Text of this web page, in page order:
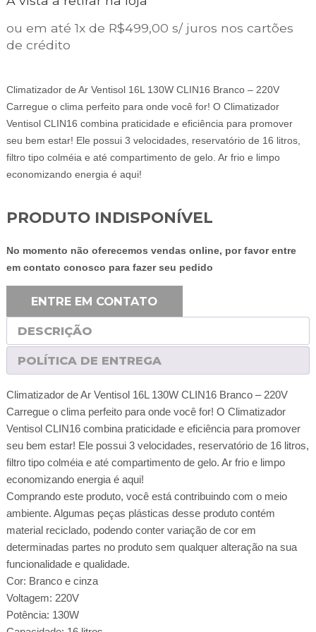
ORIGINAL
ERA:
R$699,00.
É:
ou em até 1x de R$499,00 s/ juros nos cartões
de crédito
Climatizador de Ar Ventisol 16L 130W CLIN16 Branco – 220V
Carregue o clima perfeito para onde você for! O Climatizador
Ventisol CLIN16 combina praticidade e eficiência para promover
seu bem estar! Ele possui 3 velocidades, reservatório de 16 litros,
filtro tipo colméia e até compartimento de gelo. Ar frio e limpo
economizando energia é aqui!
No momento não oferecemos vendas online, por favor entre
em contato conosco para fazer seu pedido
ENTRE EM CONTATO
PRODUTO INDISPONÍVEL
DESCRIÇÃO
POLÍTICA DE ENTREGA
Climatizador de Ar Ventisol 16L 130W CLIN16 Branco – 220V
Carregue o clima perfeito para onde você for! O Climatizador
Ventisol CLIN16 combina praticidade e eficiência para promover
seu bem estar! Ele possui 3 velocidades, reservatório de 16 litros,
filtro tipo colméia e até compartimento de gelo. Ar frio e limpo
economizando energia é aqui!
Comprando este produto, você está contribuindo com o meio
ambiente. Algumas peças plásticas desse produto contém
material reciclado, podendo conter variação de cor em
determinadas partes no produto sem qualquer alteração na sua
funcionalidade e qualidade.
Cor: Branco e cinza
Voltagem: 220V
Potência: 130W